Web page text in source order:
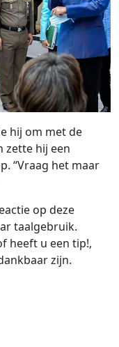
hij om met de
zette hij een
“Vraag het maar
op deze
taalgebruik.
heeft u een tip!,
zijn.